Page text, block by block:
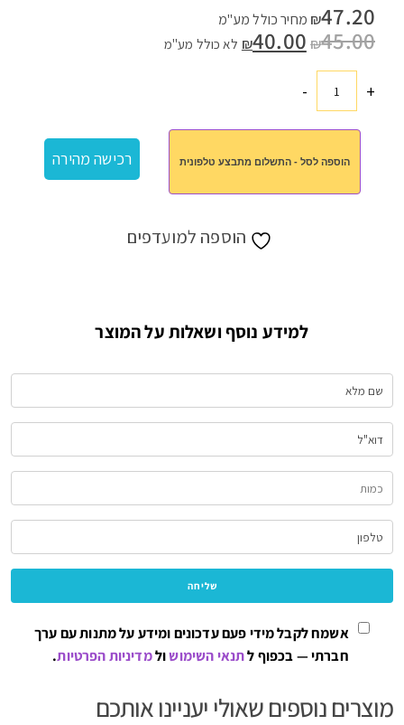
₪47.20
מחיר כולל מע"מ
₪45.00
המחיר
המקורי
₪45.00.
₪40.00
המחיר
הנוכחי
לא כולל מע"מ
+כמות
המלח
-
הוספה לסל - התשלום מתבצע טלפונית רכישה מהירה
הוספה למועדפים
למידע נוסף ושאלות על המוצר
אשמח לקבל מידי פעם עדכונים ומידע על מתנות עם ערך
חברתי — בכפוף לתנאי השימושולמדיניות הפרטיות.
מוצרים נוספים שאולי יעניינו אותכם